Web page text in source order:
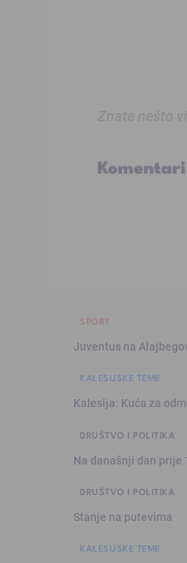
Znate nešto
Komentari
SPORT
Juventus na
KALESIJSKE TEME
Kalesija: Kuća za
DRUŠTVO I POLITIKA
Na današnji dan
DRUŠTVO I POLITIKA
Stanje na putevima
KALESIJSKE TEME